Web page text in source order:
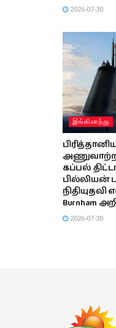
2026-07-30
இங்கிலாந்து
கப்பல்
பில்லியன்
நிதியுதவி
Burnham
2026-07-30